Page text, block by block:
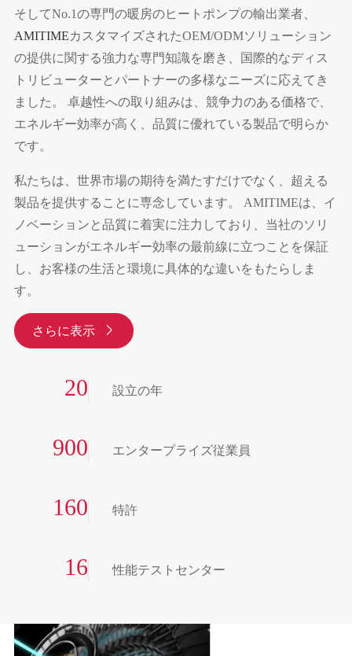
そしてNo.1の専門の暖房のヒートポンプの輸出業者、
AMITIMEカスタマイズされたOEM/ODMソリューション
の提供に関する強力な専門知識を磨き、国際的なディス
トリビューターとパートナーの多様なニーズに応えてき
ました。 卓越性への取り組みは、競争力のある価格で、
エネルギー効率が高く、品質に優れている製品で明らか
です。
私たちは、世界市場の期待を満たすだけでなく、超える
製品を提供することに専念しています。 AMITIMEは、イ
ノベーションと品質に着実に注力しており、当社のソリ
ューションがエネルギー効率の最前線に立つことを保証
し、お客様の生活と環境に具体的な違いをもたらしま
す。
さらに表示 
20 設立の年
900 エンタープライズ従業員
160 特許
16 性能テストセンター